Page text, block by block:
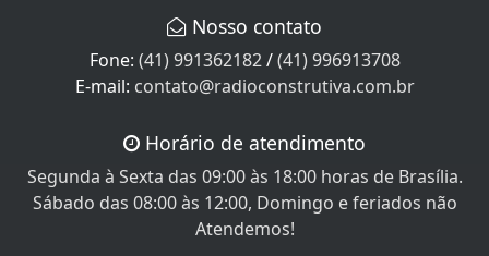
Nosso contato
Fone: (41) 991362182/(41) 996913708
E-mail: contato@radioconstrutiva.com.br
Horário de atendimento
Segunda à Sexta das 09:00 às 18:00 horas de Brasília.
Sábado das 08:00 às 12:00, Domingo e feriados não
Atendemos!